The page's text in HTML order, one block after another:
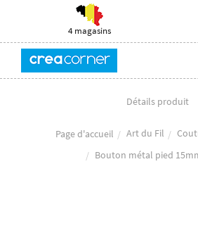
4 magasins
Détails produit
Page d'accueil Art du Fil
Bouton métal pied